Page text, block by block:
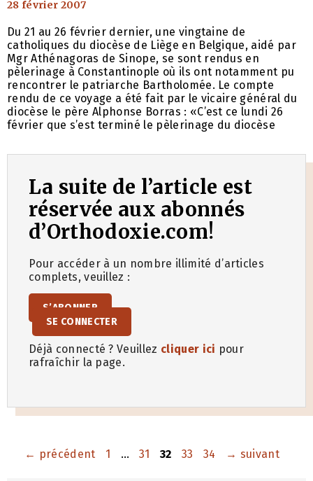
28 février 2007
Du 21 au 26 février dernier, une vingtaine de
catholiques du diocèse de Liège en Belgique, aidé par
Mgr Athénagoras de Sinope, se sont rendus en
pèlerinage à Constantinople où ils ont notamment pu
rencontrer le patriarche Bartholomée. Le compte
rendu de ce voyage a été fait par le vicaire général du
diocèse le père Alphonse Borras : «C’est ce lundi 26
février que s’est terminé le pèlerinage du diocèse
La suite de l’article est
réservée aux abonnés
d’Orthodoxie.com!
Pour accéder à un nombre illimité d’articles
complets, veuillez :
S’ABONNER
SE CONNECTER
Déjà connecté ? Veuillez cliquer ici pour
rafraîchir la page.
← précédent Page
1 … Page
31 Page
32 Page
33 Page
34 → suivant